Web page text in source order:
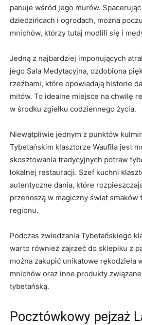
panuje ‍wśród jego murów.
dziedzińcach i ogrodach, ⁤można
mnichów, ​którzy tutaj modlili⁢ się i
Jedną z najbardziej imponujących
jego Sala Medytacyjna, ozdobiona
rzeźbami, które opowiadają historie
mitów. To idealne miejsce na chwilę
w środku ⁤zgiełku codziennego życia.
Niewątpliwie jednym z punktów
Tybetańskim‌ klasztorze Waufila jest
skosztowania‍ tradycyjnych‌ potraw
lokalnej restauracji. Szef kuchni
autentyczne dania, które
⁣przenoszą w magiczny świat smaków
regionu.
Podczas zwiedzania Tybetańskiego
warto również zajrzeć do sklepiku​ z
można zakupić⁣ unikatowe rękodzieła
mnichów oraz inne produkty
tybetańską.
Pocztówkowy pejzaż